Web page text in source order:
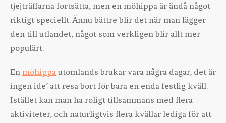
tjejträffarna fortsätta, men en möhippa är ändå något
riktigt speciellt. Ännu bättre blir det när man lägger
den till utlandet, något som verkligen blir allt mer
populärt.
En möhippa utomlands brukar vara några dagar, det är
ingen ide’ att resa bort för bara en enda festlig kväll.
Istället kan man ha roligt tillsammans med flera
aktiviteter, och naturligtvis flera kvällar lediga för att